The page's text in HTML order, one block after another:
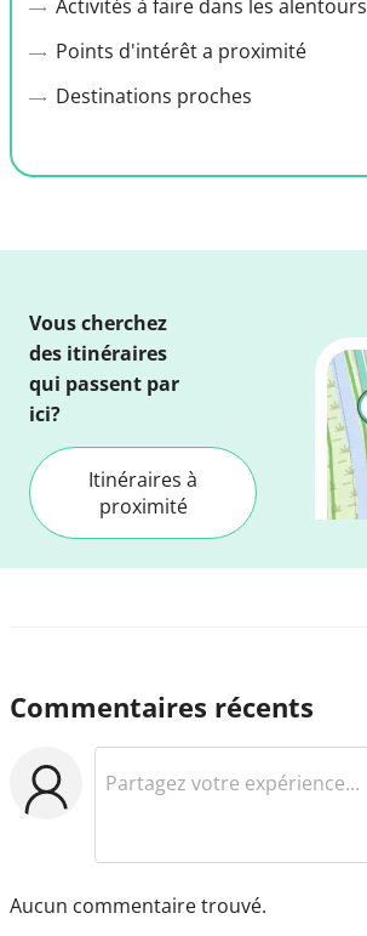
Activités à faire dans les alentours
Points d'intérêt a proximité
Destinations proches
Vous cherchez
des itinéraires
qui passent par
ici?
Itinéraires à
proximité
Commentaires récents
Aucun commentaire trouvé.